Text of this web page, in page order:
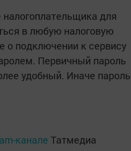
для
в любую налоговую
о подключении к сервису
Первичный пароль
удобный. Иначе пароль
канале Татмедиа